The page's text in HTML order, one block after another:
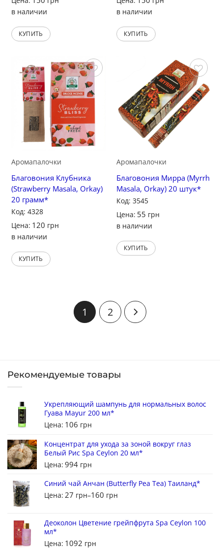
в наличии
КУПИТЬ
в наличии
КУПИТЬ
Сохранить
Аромапалочки
Благовония Клубника
(Strawberry Masala, Orkay)
20 грамм*
Код: 4328
Цена: 120 грн
в наличии
КУПИТЬ
Сохранить
Аромапалочки
Благовония Мирра (Myrrh
Masala, Orkay) 20 штук*
Код: 3545
Цена: 55 грн
в наличии
КУПИТЬ
1 2
Рекомендуемые товары
Укрепляющий шампунь для нормальных волос
Гуава Mayur 200 мл*
Цена: 106 грн
Концентрат для ухода за зоной вокруг глаз
Белый Рис Spa Ceylon 20 мл*
Цена: 994 грн
Синий чай Анчан (Butterfly Pea Tea) Таиланд*
Цена: 27 грн–160 грн
Деоколон Цветение грейпфрута Spa Ceylon 100
мл*
Цена: 1092 грн